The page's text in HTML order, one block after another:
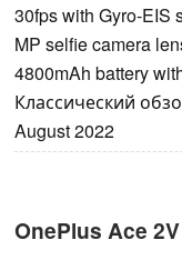
30fps with Gyro-EIS
MP selfie camera
4800mAh battery
Классический
August 2022
OnePlus Ace 2V